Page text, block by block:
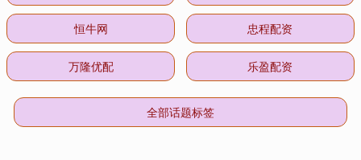
恒牛网 忠程配资
万隆优配 乐盈配资
全部话题标签